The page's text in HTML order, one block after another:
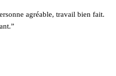
agréable, travail bien fait.